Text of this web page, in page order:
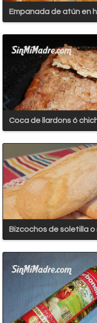
Empanada de atún en
Coca de llardons ó
Bizcochos de soletilla o